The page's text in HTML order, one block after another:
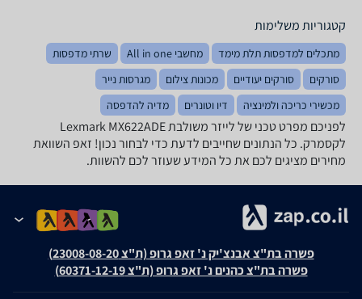
קטגוריות משלימות
מתכלים למדפסות תלת מימד מחשבי All in one
שרתי מדפסות
סורקים
סורקים יעודיים מכונות צילום
מגרסות נייר
מכשירי כריכה ולמינציה
דיו וטונרים מדיה להדפסה
לפניכם מפרט טכני של ‏לייזר ‏משולבת Lexmark MX622ADE
לקסמרק. כל הנתונים שחייבים לדעת כדי לבחור נכון! זאפ השוואת
מחירים מציגים לכם את כל המידע שעוזר לכם להשוות.
פשרה בת"צ אבנצ'יק נ' זאפ גרופ (ת"צ 23008-08-20)
פשרה בת"צ כהנים נ' זאפ גרופ (ת"צ 60371-12-19)